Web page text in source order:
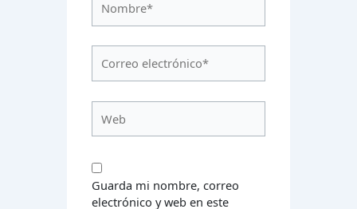
electrónico*
Guarda mi nombre, correo
electrónico y web en este